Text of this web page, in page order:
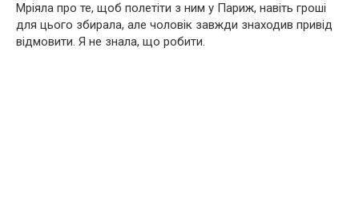
Мріяла про те, щоб полетіти з ним у Париж, навіть гроші
для цього збирала, але чоловік завжди знаходив привід
відмовити. Я не знала, що робити.